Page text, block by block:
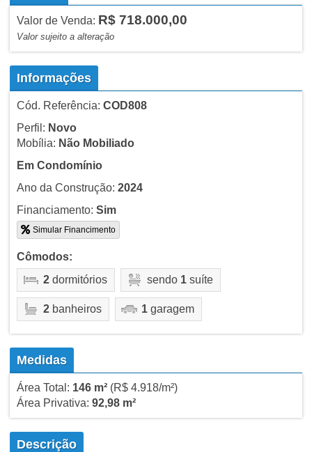
Valor de Venda: R$ 718.000,00
Valor sujeito a alteração
Informações
Cód. Referência: COD808
Perfil: Novo
Mobília: Não Mobiliado
Em Condomínio
Ano da Construção: 2024
Financiamento: Sim
Simular Financimento
Cômodos:
2dormitórios sendo 1suíte
2banheiros 1garagem
Medidas
Área Total: 146 m²(R$ 4.918/m²)
Área Privativa: 92,98 m²
Descrição